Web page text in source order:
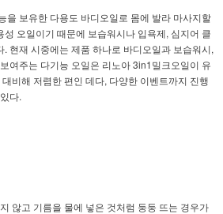
을 보유한 다용도 바디오일로 몸에 발라 마사지할
성 오일이기 때문에 보습워시나 입욕제, 심지어 클
현재 시중에는 제품 하나로 바디오일과 보습워시,
여주는 다기능 오일은 리노아 3in1밀크오일이 유
비해 저렴한 편인 데다, 다양한 이벤트까지 진행
다.
않고 기름을 물에 넣은 것처럼 둥둥 뜨는 경우가